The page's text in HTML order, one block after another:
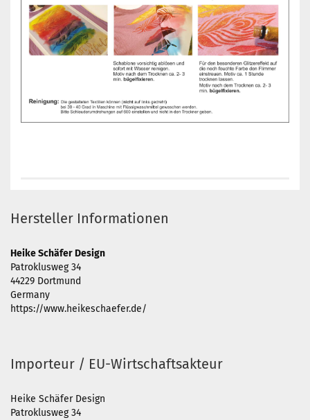
Hersteller Informationen
Heike Schäfer Design
Patroklusweg 34
44229 Dortmund
Germany
https://www.heikeschaefer.de/
Importeur / EU-Wirtschaftsakteur
Heike Schäfer Design
Patroklusweg 34